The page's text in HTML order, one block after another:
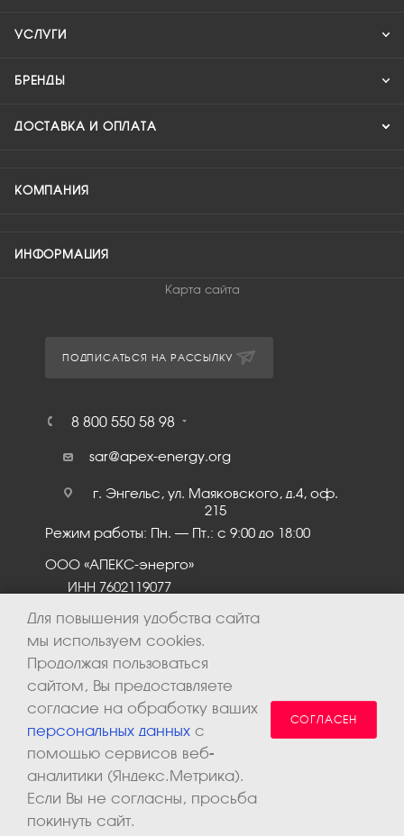
УСЛУГИ
БРЕНДЫ
ДОСТАВКА И ОПЛАТА
КОМПАНИЯ
ИНФОРМАЦИЯ
Карта сайта
ПОДПИСАТЬСЯ НА РАССЫЛКУ
8 800 550 58 98
sar@apex-energy.org
г. Энгельс, ул. Маяковского, д.4, оф.
215
Режим работы: Пн. – Пт.: с 9:00 до 18:00
ООО «АПЕКС-энерго»
ИНН 7602119077
2026 © ООО «Апекс-энерго». Все права защищены.
Для повышения удобства сайта
мы используем cookies.
Продолжая пользоваться
сайтом, Вы предоставляете
согласие на обработку ваших
персональных данных с
помощью сервисов веб-
аналитики (Яндекс.Метрика).
Если Вы не согласны, просьба
покинуть сайт.
СОГЛАСЕН